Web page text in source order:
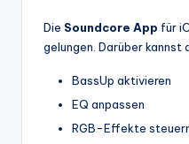
Die Soundcore App für
gelungen. Darüber kannst
BassUp aktivieren
EQ anpassen
RGB-Effekte